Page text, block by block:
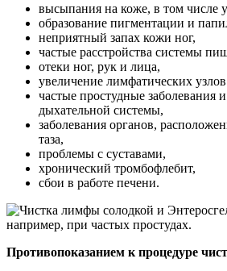
высыпания на коже, в том числе
образование пигментации и
неприятный запах кожи ног,
частые расстройства системы
отеки ног, рук и лица,
увеличение лимфатических
частые простудные заболевания
дыхательной системы,
заболевания органов,
таза,
проблемы с суставами,
хронический тромбофлебит,
сбои в работе печени.
Противопоказанием к процедуре